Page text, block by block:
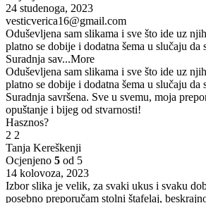
24 studenoga, 2023
vesticverica16@gmail.com
Oduševljena sam slikama i sve što ide uz
platno se dobije i dodatna šema u slučaju da
Suradnja sav...More
Oduševljena sam slikama i sve što ide uz
platno se dobije i dodatna šema u slučaju da
Suradnja savršena. Sve u svemu, moja
opuštanje i bijeg od stvarnosti!
Hasznos?
2 2
Tanja Kereškenji
Ocjenjeno 5 od 5
14 kolovoza, 2023
Izbor slika je velik, za svaki ukus i svaku
posebno preporučam stolni štafelaj,